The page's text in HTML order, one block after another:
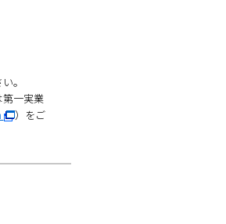
。
一実業
）をご